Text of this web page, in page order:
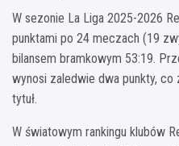
W sezonie La Liga 2025-2026
punktami po 24 meczach (19
bilansem bramkowym 53:19.
wynosi zaledwie dwa punkty,
tytuł.
W światowym rankingu klubów